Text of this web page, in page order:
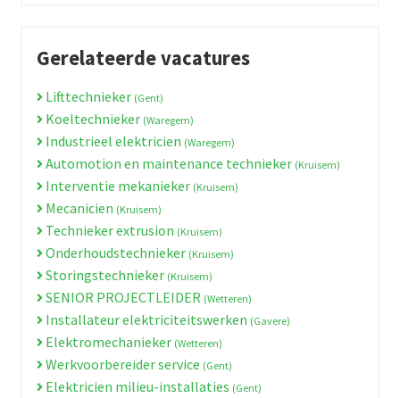
Gerelateerde vacatures
Lifttechnieker (Gent)
Koeltechnieker (Waregem)
Industrieel elektricien (Waregem)
Automotion en maintenance technieker (Kruisem)
Interventie mekanieker (Kruisem)
Mecanicien (Kruisem)
Technieker extrusion (Kruisem)
Onderhoudstechnieker (Kruisem)
Storingstechnieker (Kruisem)
SENIOR PROJECTLEIDER (Wetteren)
Installateur elektriciteitswerken (Gavere)
Elektromechanieker (Wetteren)
Werkvoorbereider service (Gent)
Elektricien milieu-installaties (Gent)